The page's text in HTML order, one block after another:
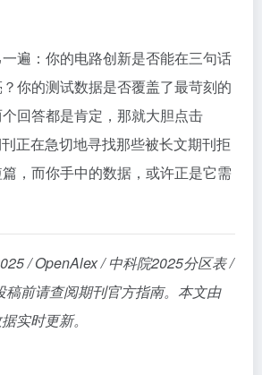
遍：你的电路创新是否能在三句话
你的测试数据是否覆盖了最苛刻的
回答都是肯定，那就大胆点击
正在急切地寻找那些被长文期刊拒
，而你手中的数据，或许正是它需
/ OpenAlex / 中科院2025分区表 /
稿前请查阅期刊官方指南。本文由
实时更新。